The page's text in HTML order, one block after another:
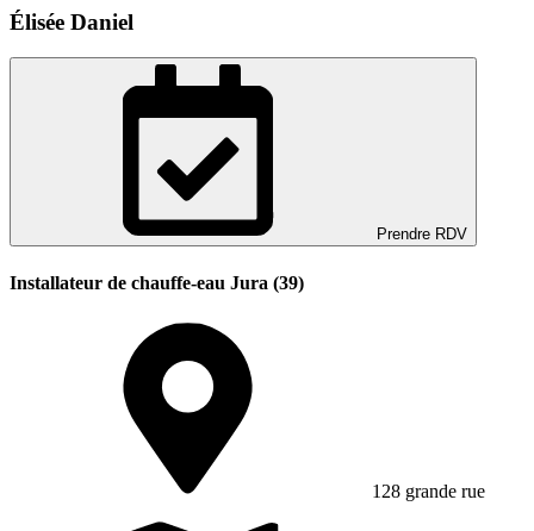
Élisée Daniel
Prendre RDV
Installateur de chauffe-eau Jura (39)
128 grande rue